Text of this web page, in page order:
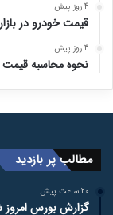
4 روز پیش
قیمت خودرو در
4 روز پیش
نحوه محاسبه قیمت
مطالب پر بازدید
20 ساعت پیش